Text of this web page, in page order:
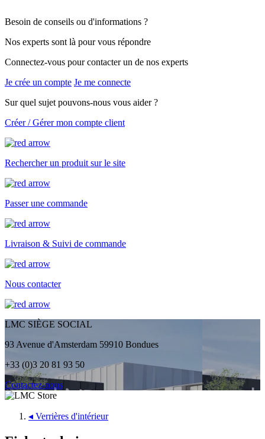
Besoin de conseils ou d'informations ?
Nos experts sont là pour vous répondre
Connectez-vous pour contacter un de nos experts
Je crée un compte Je me connecte
Sur quel sujet pouvons-nous vous aider ?
Créer / Gérer mon compte client
Rechercher un produit sur le site
Passer une commande
Livraison & Suivi de commande
Nous contacter
LMC SIÈGE SOCIAL
93 Avenue d'Amsterdam 59910 Bondues
+33 (0)3 20 81 93 50
Contactez-nous
◂ Verrières d'intérieur